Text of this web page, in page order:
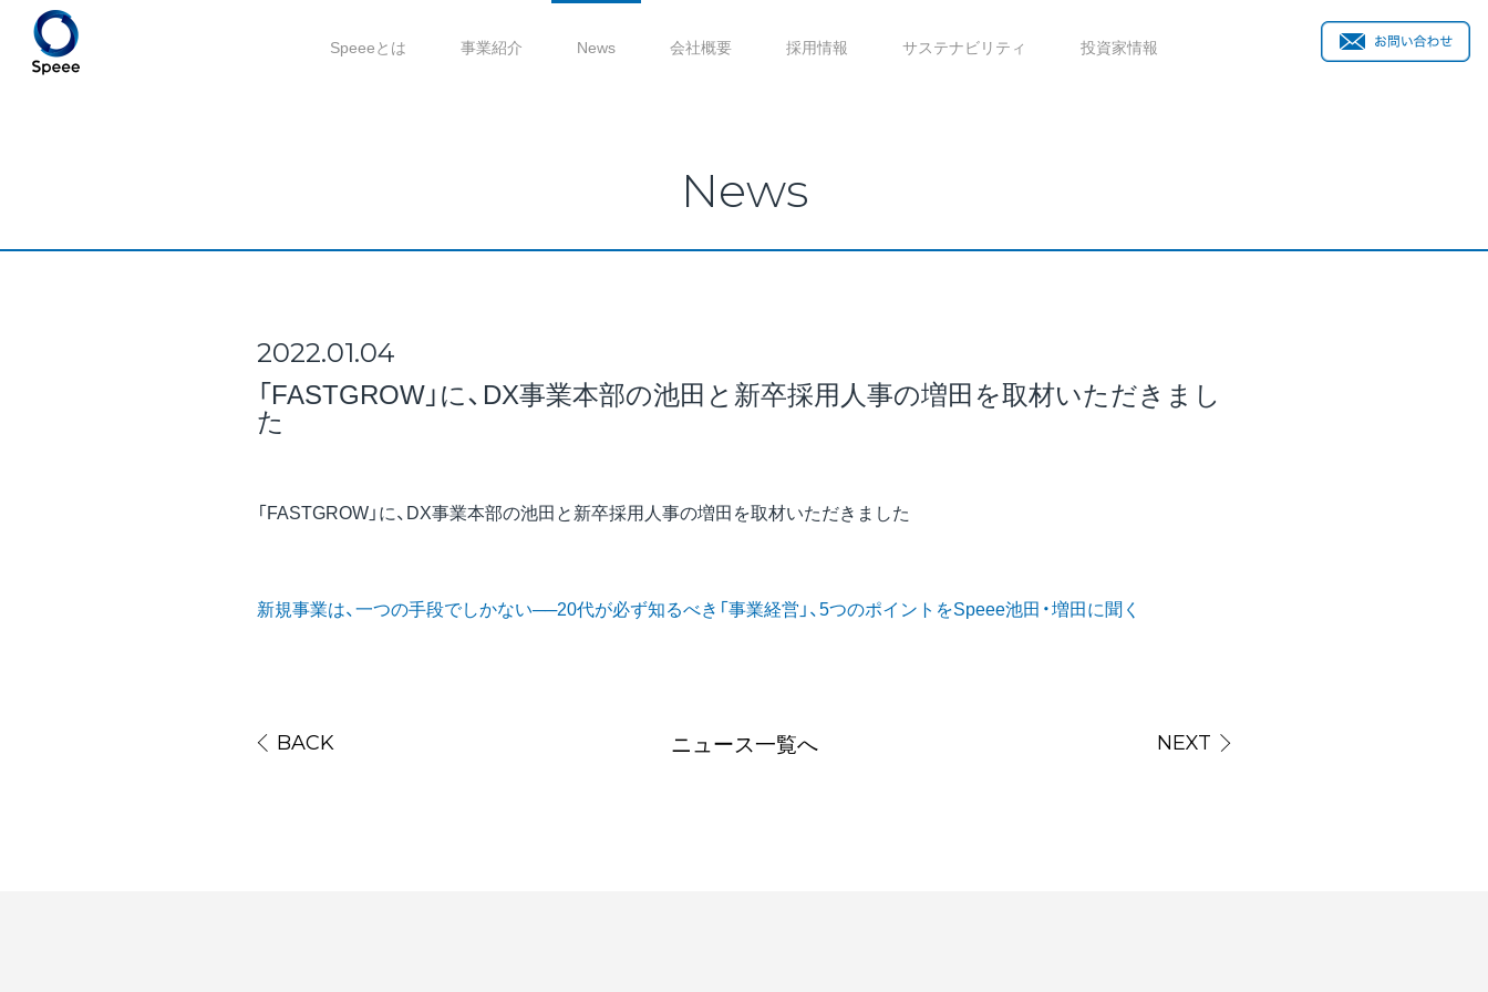
Speeeとは 事業紹介 News 会社概要 採用情報 サステナビリティ 投資家情報
News
2022.01.04
「FASTGROW」に、DX事業本部の池田と新卒採用人事の増田を取材いただきまし
た
「FASTGROW」に、DX事業本部の池田と新卒採用人事の増田を取材いただきました
新規事業は、一つの手段でしかない──20代が必ず知るべき「事業経営」、5つのポイントをSpeee池田・増田に聞く
BACK ニュース一覧へ NEXT